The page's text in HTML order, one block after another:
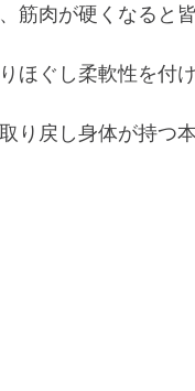
筋肉が硬くなると
ほぐし柔軟性を付
り戻し身体が持つ